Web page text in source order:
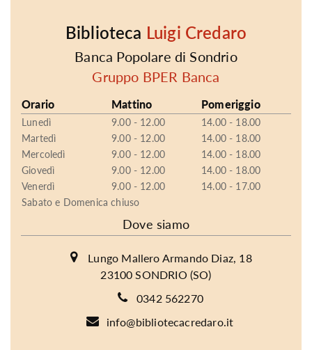
Biblioteca Luigi Credaro
Banca Popolare di Sondrio
Gruppo BPER Banca
Orario Mattino Pomeriggio
Lunedì 9.00 - 12.00
14.00 - 18.00
Martedì
9.00 - 12.00
14.00 - 18.00
Mercoledì
9.00 - 12.00
14.00 - 18.00
Giovedì
9.00 - 12.00
14.00 - 18.00
Venerdì
9.00 - 12.00
14.00 - 17.00
Sabato e Domenica chiuso
Dove siamo
Lungo Mallero Armando Diaz, 18
23100 SONDRIO (SO)
0342 562270
info@bibliotecacredaro.it